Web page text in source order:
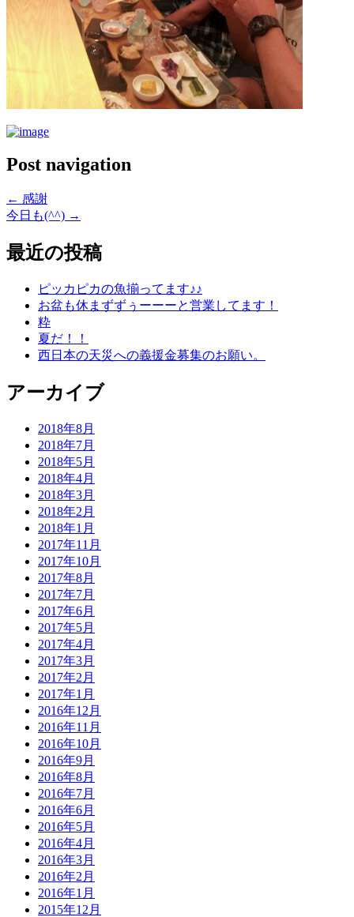
Post navigation
← 感謝
今日も(^^) →
最近の投稿
ピッカピカの魚揃ってます♪♪
お盆も休まずずぅーーーと営業してます！
粋
夏だ！！
西日本の天災への義援金募集のお願い。
アーカイブ
2018年8月
2018年7月
2018年5月
2018年4月
2018年3月
2018年2月
2018年1月
2017年11月
2017年10月
2017年8月
2017年7月
2017年6月
2017年5月
2017年4月
2017年3月
2017年2月
2017年1月
2016年12月
2016年11月
2016年10月
2016年9月
2016年8月
2016年7月
2016年6月
2016年5月
2016年4月
2016年3月
2016年2月
2016年1月
2015年12月